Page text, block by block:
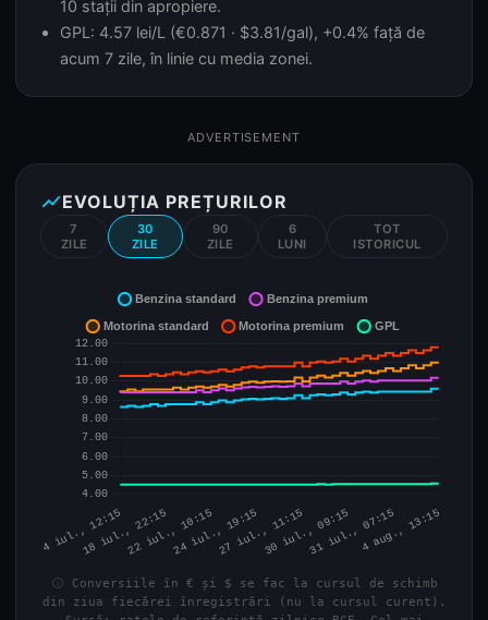
10 stații din apropiere.
GPL: 4.57 lei/L (€0.871 · $3.81/gal), +0.4% față de
acum 7 zile, în linie cu media zonei.
ADVERTISEMENT
show_chartEVOLUȚIA PREȚURILOR
7
ZILE
30
ZILE
90
ZILE
6
LUNI
TOT
ISTORICUL
info Conversiile în € și $ se fac la cursul de schimb
din ziua fiecărei înregistrări (nu la cursul curent).